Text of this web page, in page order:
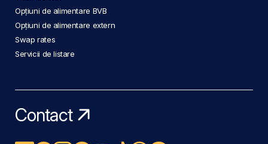
Opțiuni de alimentare BVB
Opțiuni de alimentare extern
Swap rates
Servicii de listare
Contact